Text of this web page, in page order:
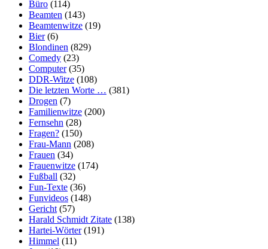
Büro (114)
Beamten (143)
Beamtenwitze (19)
Bier(6)
Blondinen (829)
Comedy (23)
Computer(35)
DDR-Witze (108)
Die letzten Worte … (381)
Drogen (7)
Familienwitze (200)
Fernsehn (28)
Fragen? (150)
Frau-Mann (208)
Frauen (34)
Frauenwitze (174)
Fußball (32)
Fun-Texte (36)
Funvideos (148)
Gericht(57)
Harald Schmidt Zitate (138)
Hartei-Wörter(191)
Himmel (11)